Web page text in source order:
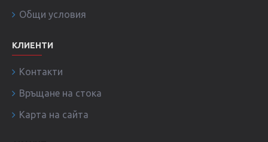
Общи условия
КЛИЕНТИ
Контакти
Връщане на стока
Карта на сайта